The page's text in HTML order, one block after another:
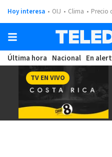
Hoy interesa OIJ Clima Precio
Última hora Nacional En
TV EN VIVO